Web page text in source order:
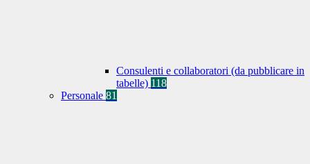
Consulenti e collaboratori (da pubblicare in
tabelle) 118
Personale 81